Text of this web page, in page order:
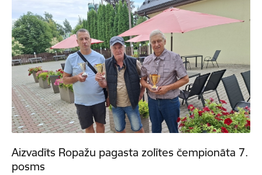
Aizvadīts Ropažu pagasta zolītes čempionāta 7.
posms